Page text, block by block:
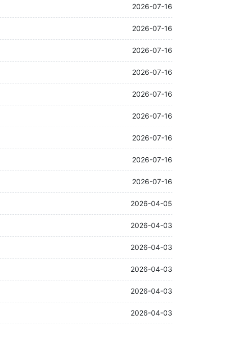
2026-07-16
2026-07-16
2026-07-16
2026-07-16
2026-07-16
2026-07-16
2026-07-16
2026-07-16
2026-07-16
2026-04-05
2026-04-03
2026-04-03
2026-04-03
2026-04-03
2026-04-03